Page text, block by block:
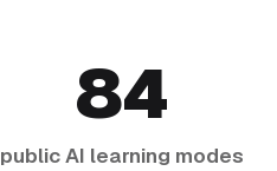
84
public AI learning modes